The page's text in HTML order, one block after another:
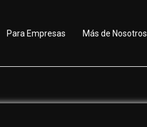
Para Empresas Más de Nosotros